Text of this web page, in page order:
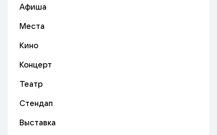
Афиша
Места
Кино
Концерт
Театр
Стендап
Выставка